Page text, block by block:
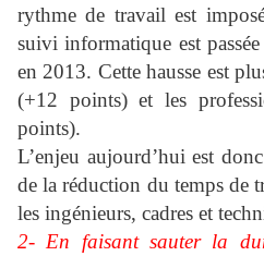
rythme de travail est
suivi informatique est
en 2013. Cette hausse est
(+12 points) et les
points).
L’enjeu aujourd’hui est
de la réduction du temps de
les ingénieurs, cadres et
2- En faisant sauter la